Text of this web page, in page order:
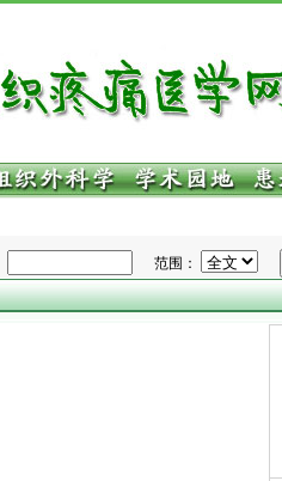
范围：